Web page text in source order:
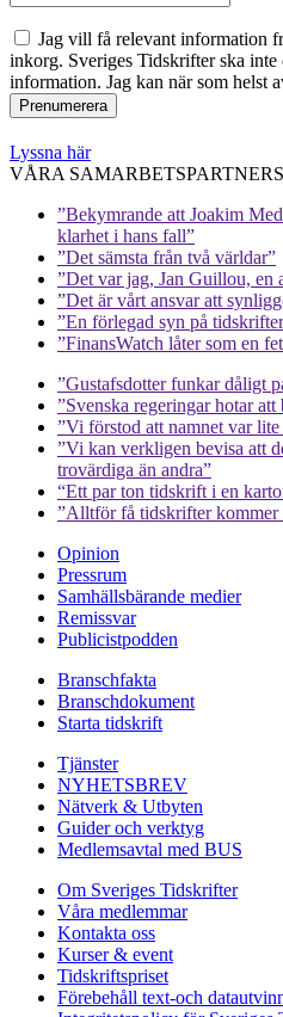
Jag vill få relevant information
inkorg. Sveriges Tidskrifter ska inte
information. Jag kan när som helst
Lyssna här
VÅRA SAMARBETSPARTNERS
”Bekymrande att Joakim
klarhet i hans fall”
”Det sämsta från två världar”
”Det var jag, Jan Guillou, en
”Det är vårt ansvar att
”En förlegad syn på
”FinansWatch låter som en
”Gustafsdotter funkar dåligt
”Svenska regeringar hotar
”Vi förstod att namnet var
”Vi kan verkligen bevisa att
trovärdiga än andra”
“Ett par ton tidskrift i en
”Alltför få tidskrifter kommer
Opinion
Pressrum
Samhällsbärande medier
Remissvar
Publicistpodden
Branschfakta
Branschdokument
Starta tidskrift
Tjänster
NYHETSBREV
Nätverk & Utbyten
Guider och verktyg
Medlemsavtal med BUS
Om Sveriges Tidskrifter
Våra medlemmar
Kontakta oss
Kurser & event
Tidskriftspriset
Förebehåll text-och